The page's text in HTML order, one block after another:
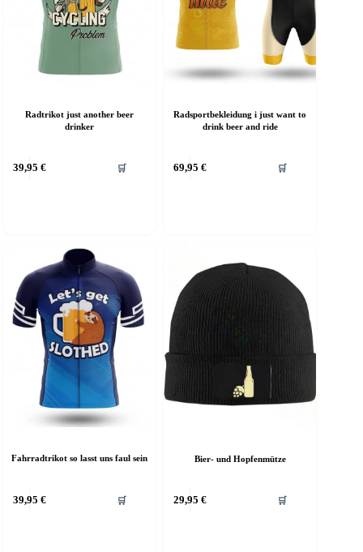
Radtrikot just another beer
drinker
39,95 € 🛒
Radsportbekleidung i just want to
drink beer and ride
69,95 € 🛒
Fahrradtrikot so lasst uns faul sein
39,95 € 🛒
Bier- und Hopfenmütze
29,95 € 🛒